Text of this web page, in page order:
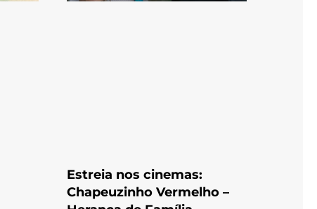
Estreia nos cinemas:
Chapeuzinho Vermelho –